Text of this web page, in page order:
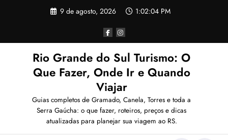
9 de agosto, 2026 1:02:05 PM
Rio Grande do Sul Turismo: O
Que Fazer, Onde Ir e Quando
Viajar
Guias completos de Gramado, Canela, Torres e toda a
Serra Gaúcha: o que fazer, roteiros, preços e dicas
atualizadas para planejar sua viagem ao RS.